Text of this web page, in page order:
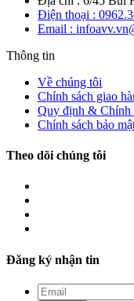
Điện thoại :
Email :
Thông tin
Về chúng tôi
Chính sách giao
Quy định & Chính
Chính sách bảo
Theo dõi chúng tôi
Đăng ký nhận tin